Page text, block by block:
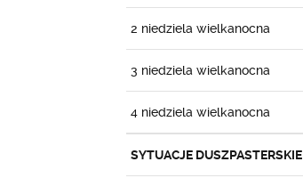
2 niedziela wielkanocna
3 niedziela wielkanocna
4 niedziela wielkanocna
SYTUACJE DUSZPASTERSKIE